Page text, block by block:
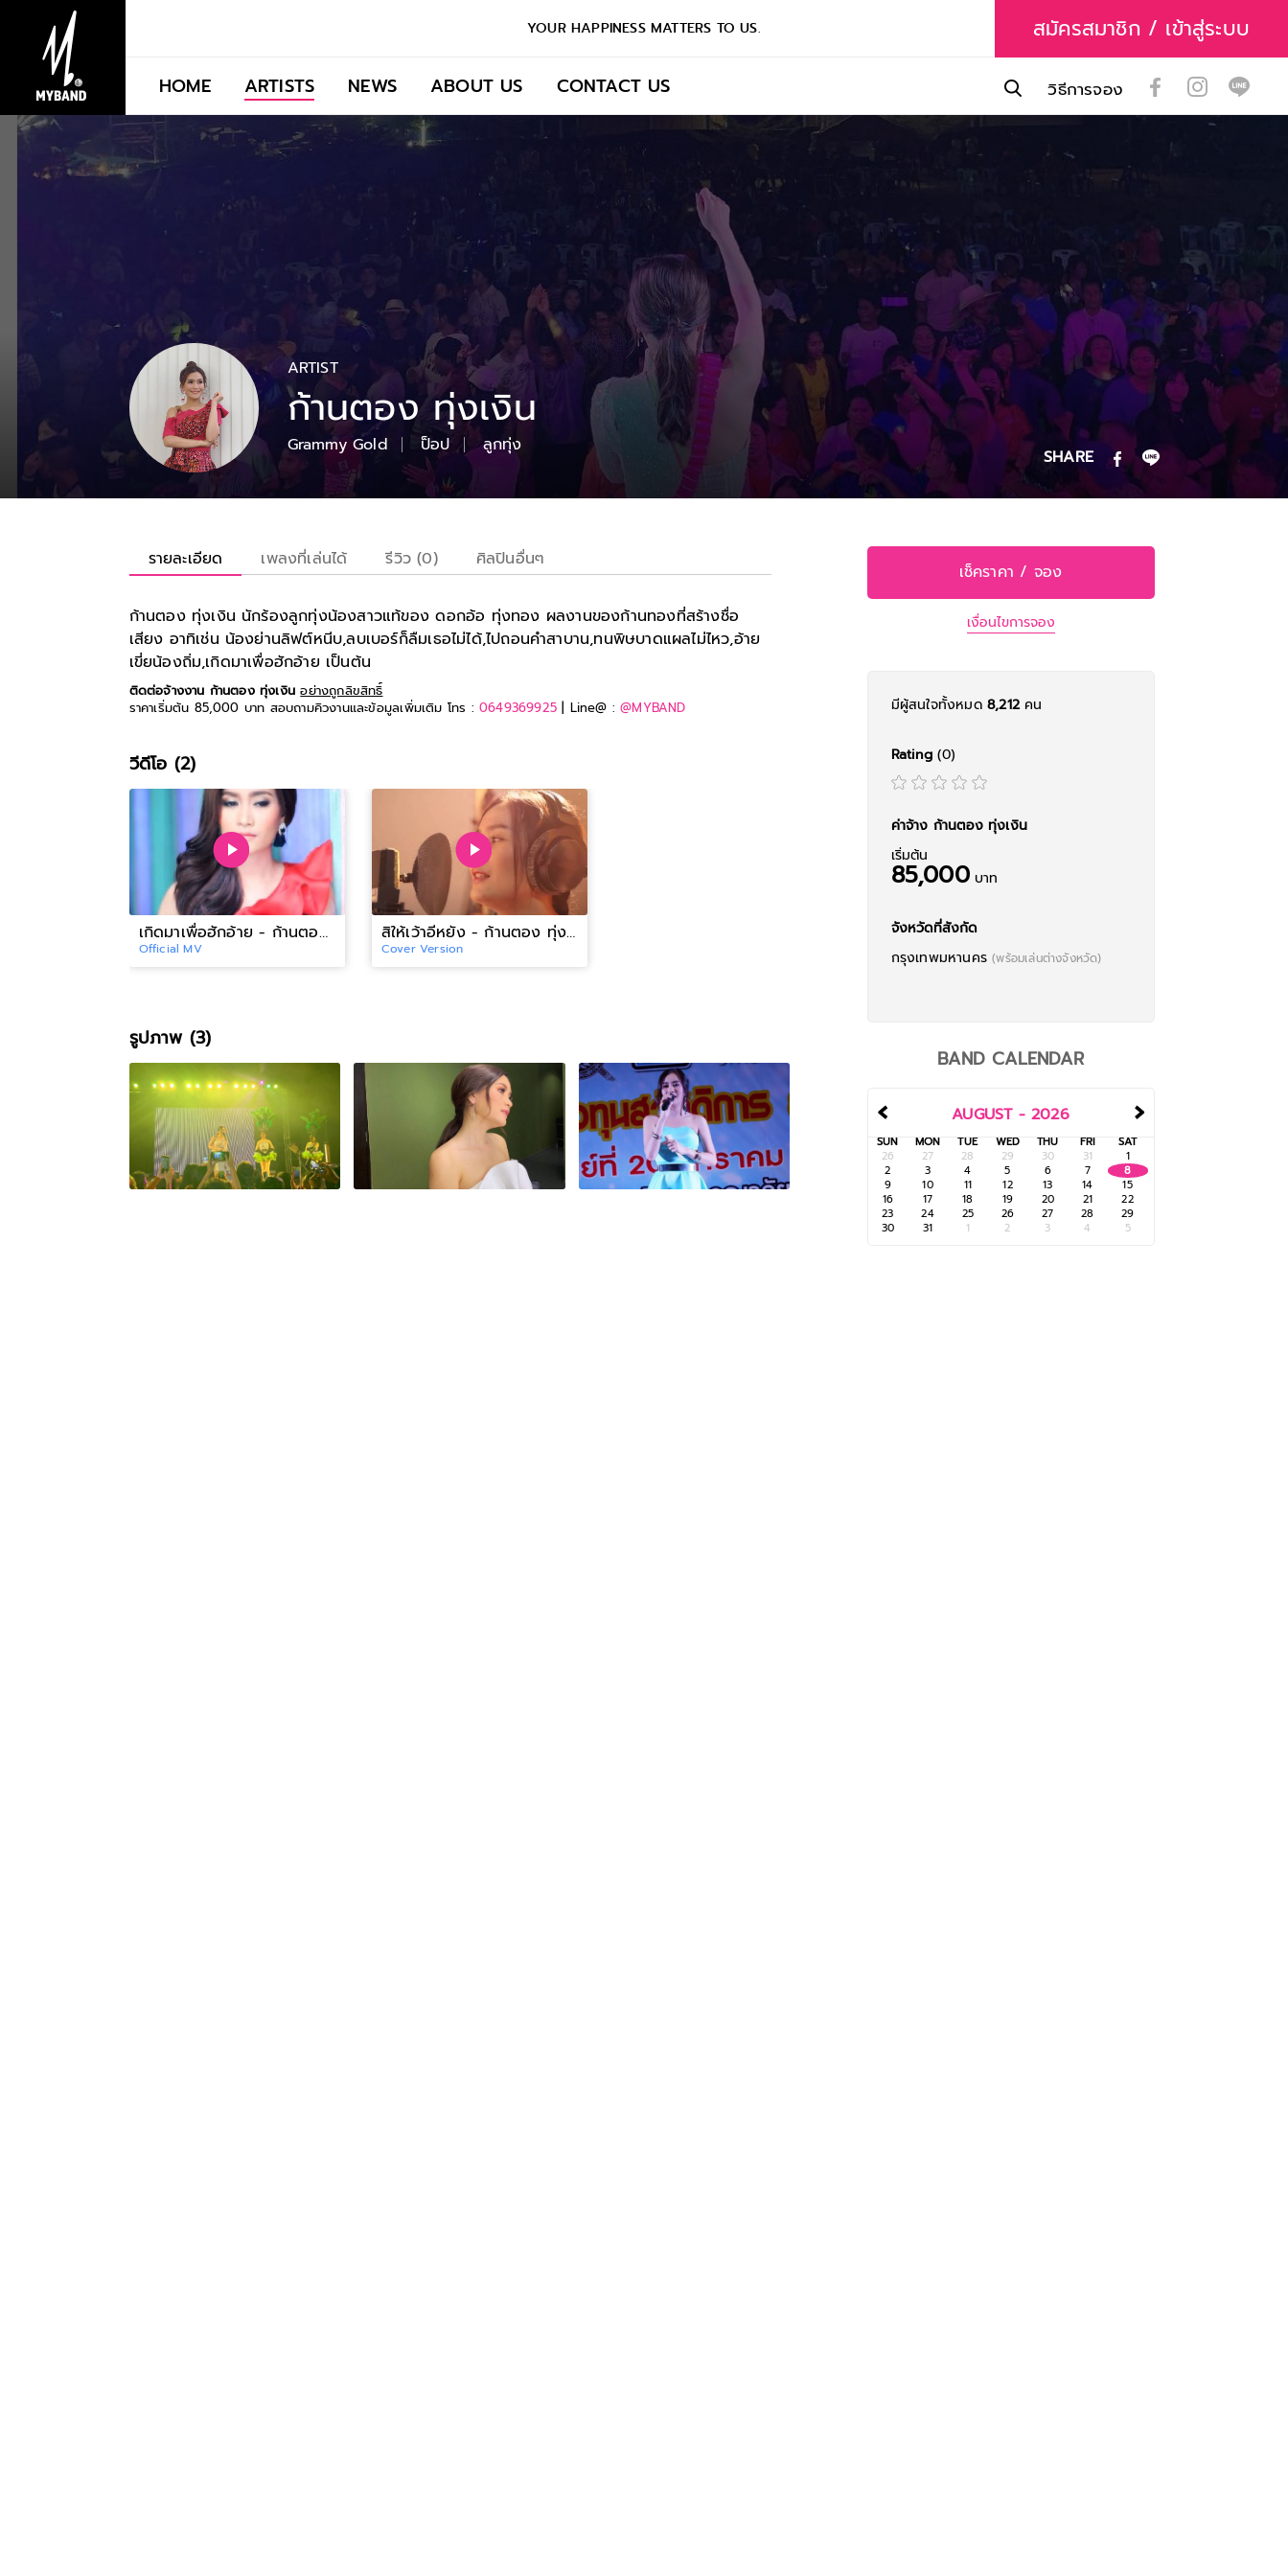
YOUR HAPPINESS MATTERS TO US. สมัครสมาชิก / เข้าสู่ระบบ
HOME ARTISTS NEWS ABOUT US CONTACT US วิธีการจอง
ARTIST
ก้านตอง ทุ่งเงิน
Grammy Gold ป็อป ลูกทุ่ง
SHARE
รายละเอียด เพลงที่เล่นได้ รีวิว (0) ศิลปินอื่นๆ
ก้านตอง ทุ่งเงิน นักร้องลูกทุ่งน้องสาวแท้ของ ดอกอ้อ ทุ่งทอง ผลงานของก้านทองที่สร้างชื่อ
เสียง อาทิเช่น น้องย่านลิฟต์หนีบ,ลบเบอร์ก็ลืมเธอไม่ได้,ไปถอนคำสาบาน,ทนพิษบาดแผลไม่ไหว,อ้าย
เขี่ยน้องถิ่ม,เกิดมาเพื่อฮักอ้าย เป็นต้น
ติดต่อจ้างงาน ก้านตอง ทุ่งเงิน อย่างถูกลิขสิทธิ์
ราคาเริ่มต้น 85,000 บาท สอบถามคิวงานและข้อมูลเพิ่มเติม โทร : 0649369925| Line@ :@MYBAND
วีดีโอ (2)
เกิดมาเพื่อฮักอ้าย - ก้านตอง ทุ่งเงิน【OFFICIAL MV】
Official MV
สิให้เว้าอีหยัง - ก้านตอง ทุ่งเงิน【Cover Version】
Cover Version
รูปภาพ (3)
เช็คราคา / จอง
เงื่อนไขการจอง
มีผู้สนใจทั้งหมด 8,212คน
Rating(0)
ค่าจ้าง ก้านตอง ทุ่งเงิน
เริ่มต้น
85,000บาท
จังหวัดที่สังกัด
กรุงเทพมหานคร(พร้อมเล่นต่างจังหวัด)
BAND CALENDAR
‹ ›
AUGUST - 2026
SUN MON TUE WED THU FRI
SAT
26
27 28 29 30 31
1
2
3 4 5 6 7
8
9
10 11 12 13 14
15
16
17 18 19 20 21
22
23
24 25 26 27 28
29
30
31 1 2 3 4 5